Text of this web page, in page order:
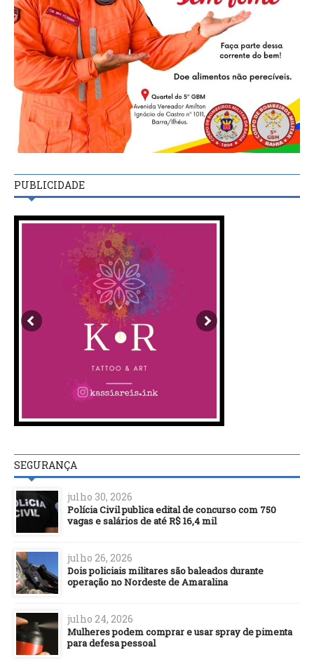
PUBLICIDADE
SEGURANÇA
julho 30, 2026
Polícia Civil publica edital de concurso com 750
vagas e salários de até R$ 16,4 mil
julho 26, 2026
Dois policiais militares são baleados durante
operação no Nordeste de Amaralina
julho 24, 2026
Mulheres podem comprar e usar spray de pimenta
para defesa pessoal